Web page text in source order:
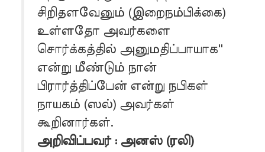
சிறிதளவேனும் (இறைநம்பிக்கை)
உள்ளதோ அவர்களை
சொர்க்கத்தில் அனுமதிப்பாயாக''
என்று மீண்டும் நான்
பிரார்த்திப்பேன் என்று நபிகள்
நாயகம் (ஸல்) அவர்கள்
கூறினார்கள்.
அறிவிப்பவர் : அனஸ் (ரலி)